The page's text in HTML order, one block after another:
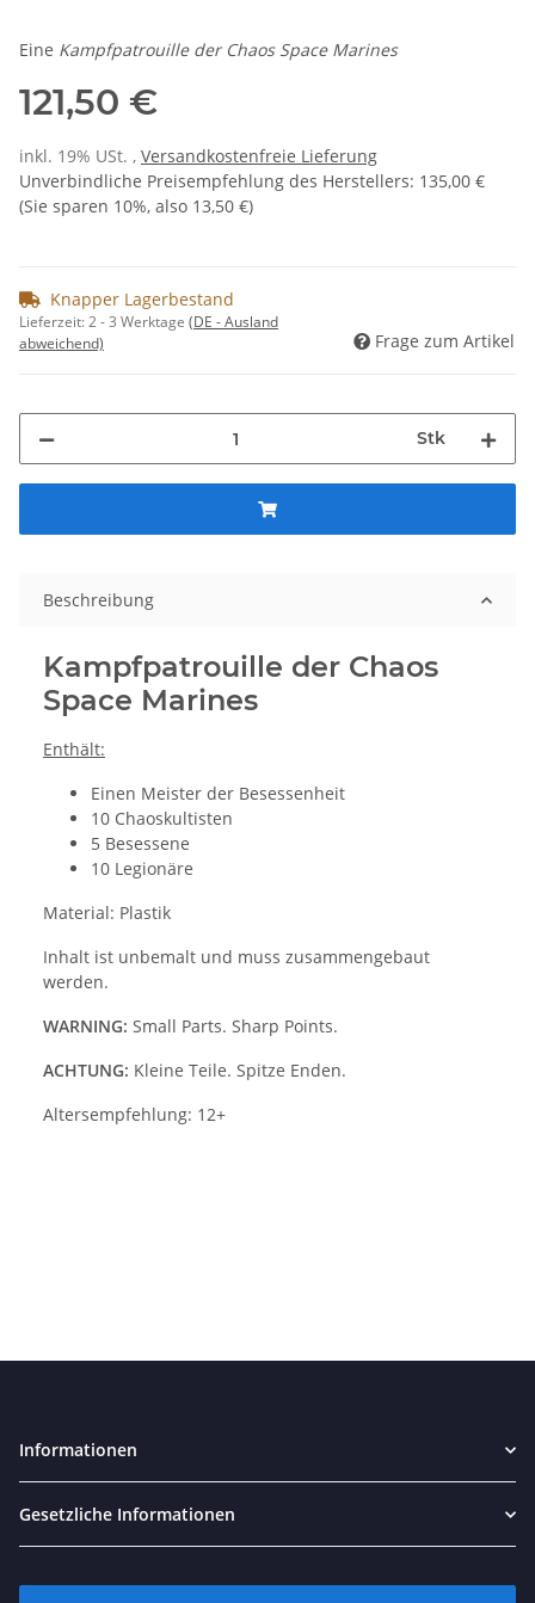
Eine Kampfpatrouille der Chaos Space Marines
121,50 €
inkl. 19% USt. , Versandkostenfreie Lieferung
Unverbindliche Preisempfehlung des Herstellers: 135,00 €
(Sie sparen 10%, also 13,50 €)
Knapper Lagerbestand
Lieferzeit:2 - 3 Werktage (DE - Ausland
abweichend)
Frage zum Artikel
Stk
Beschreibung
Kampfpatrouille der Chaos
Space Marines
Enthält:
Einen Meister der Besessenheit
10 Chaoskultisten
5 Besessene
10 Legionäre
Material: Plastik
Inhalt ist unbemalt und muss zusammengebaut
werden.
WARNING: Small Parts. Sharp Points.
ACHTUNG: Kleine Teile. Spitze Enden.
Altersempfehlung: 12+
Informationen
Gesetzliche Informationen